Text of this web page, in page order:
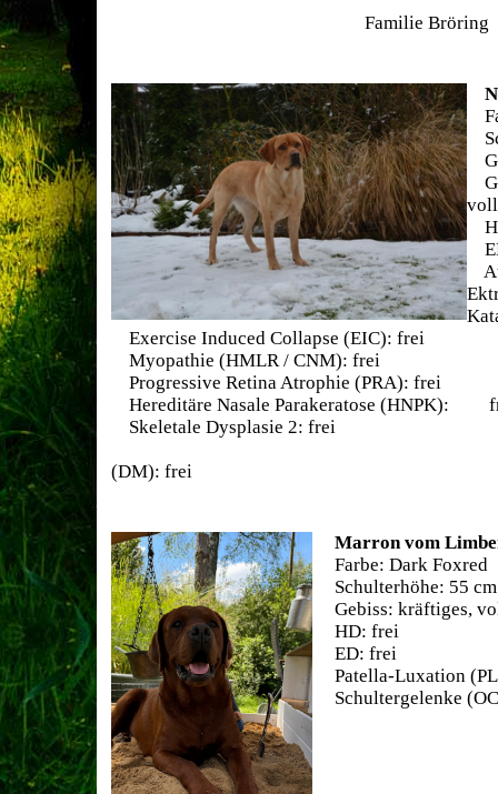
Familie Bröring
Exercise Induced Collapse (EIC): frei
Myopathie (HMLR / CNM): frei
Progressive Retina Atrophie (PRA): frei
Hereditäre Nasale Parakeratose (HNPK):
Skeletale Dysplasie 2: frei
(DM): frei
Marron vom
Farbe: Dark Foxred
Schulterhöhe: 55 cm
Gebiss: kräftiges,
HD: frei
ED: frei
Patella-Luxation
Schultergelenke